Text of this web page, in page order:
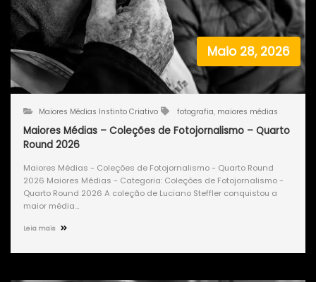
Maio 28, 2026
Maiores Médias Instinto Criativo fotografia, maiores médias
Maiores Médias – Coleções de Fotojornalismo – Quarto
Round 2026
Maiores Médias - Coleções de Fotojornalismo - Quarto Round
2026 Maiores Médias - Categoria: Coleções de Fotojornalismo -
Quarto Round 2026 A coleção de Luciano Steffler conquistou a
maior média…
Leia mais